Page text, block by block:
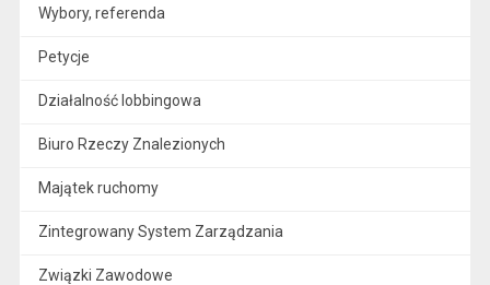
Wybory, referenda
Petycje
Działalność lobbingowa
Biuro Rzeczy Znalezionych
Majątek ruchomy
Zintegrowany System Zarządzania
Związki Zawodowe